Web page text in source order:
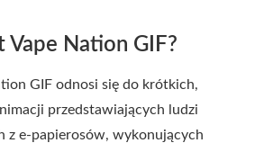
Vape Nation GIF?
GIF odnosi się do krótkich,
przedstawiających ludzi
z e-papierosów, wykonujących